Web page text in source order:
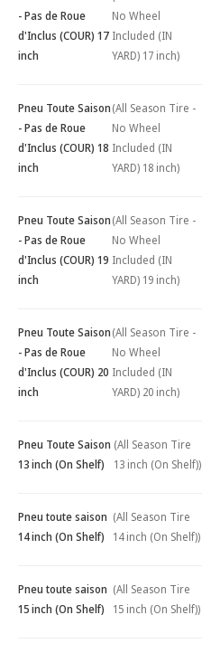
- Pas de Roue
d'Inclus (COUR) 17
inch
No Wheel
Included (IN
YARD) 17 inch)
Pneu Toute Saison
- Pas de Roue
d'Inclus (COUR) 18
inch
(All Season Tire -
No Wheel
Included (IN
YARD) 18 inch)
Pneu Toute Saison
- Pas de Roue
d'Inclus (COUR) 19
inch
(All Season Tire -
No Wheel
Included (IN
YARD) 19 inch)
Pneu Toute Saison
- Pas de Roue
d'Inclus (COUR) 20
inch
(All Season Tire -
No Wheel
Included (IN
YARD) 20 inch)
Pneu Toute Saison
13 inch (On Shelf)
(All Season Tire
13 inch (On Shelf))
Pneu toute saison
14 inch (On Shelf)
(All Season Tire
14 inch (On Shelf))
Pneu toute saison
15 inch (On Shelf)
(All Season Tire
15 inch (On Shelf))